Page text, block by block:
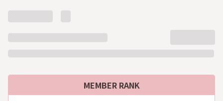
MEMBER RANK